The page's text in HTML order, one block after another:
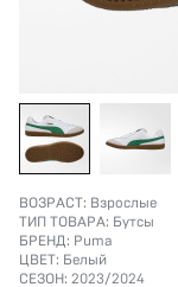
ВОЗРАСТ: Взрослые
ТИП ТОВАРА: Бутсы
БРЕНД: Puma
ЦВЕТ: Белый
СЕЗОН: 2023/2024